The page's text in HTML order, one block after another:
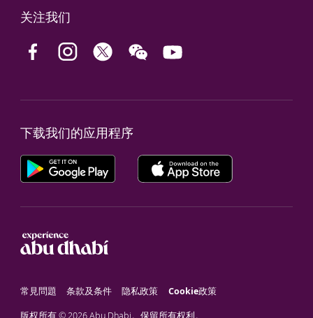
关注我们
下载我们的应用程序
常見問題 条款及条件 隐私政策 Cookie政策